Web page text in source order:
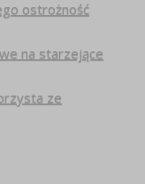
ostrożność
na starzejące
ze